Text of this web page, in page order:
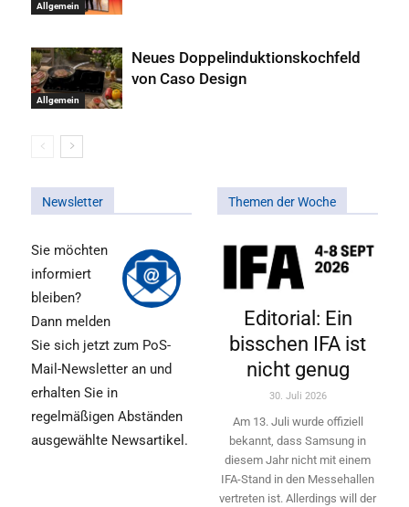
Allgemein
Allgemein
Neues Doppelinduktionskochfeld
von Caso Design
Newsletter
Sie möchten
informiert
bleiben?
Dann melden
Sie sich jetzt zum PoS-
Mail-Newsletter an und
erhalten Sie in
regelmäßigen Abständen
ausgewählte Newsartikel.
Themen der Woche
Editorial: Ein
bisschen IFA ist
nicht genug
30. Juli 2026
Am 13. Juli wurde offiziell
bekannt, dass Samsung in
diesem Jahr nicht mit einem
IFA-Stand in den Messehallen
vertreten ist. Allerdings will ­der